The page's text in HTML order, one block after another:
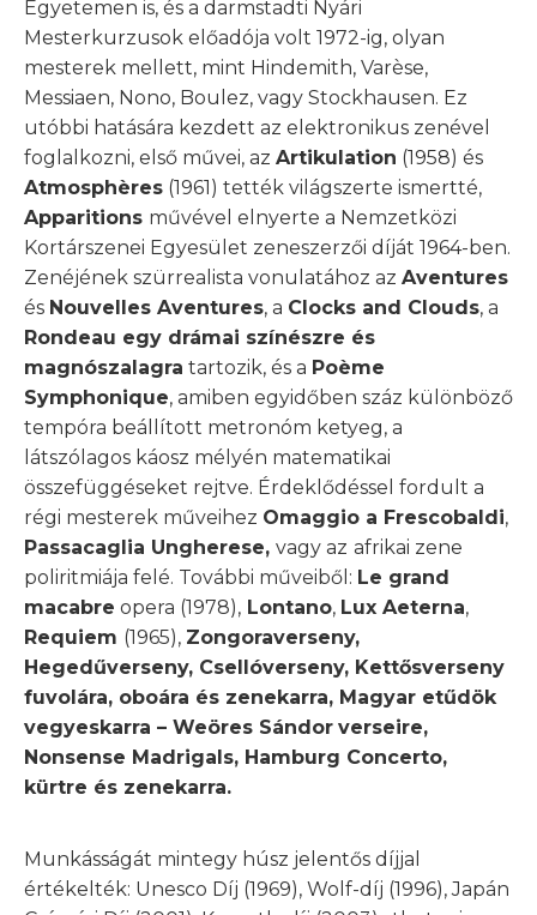
Egyetemen is, és a darmstadti Nyári
Mesterkurzusok előadója volt 1972-ig, olyan
mesterek mellett, mint Hindemith, Varèse,
Messiaen, Nono, Boulez, vagy Stockhausen. Ez
utóbbi hatására kezdett az elektronikus zenével
foglalkozni, első művei, az Artikulation (1958) és
Atmosphères (1961) tették világszerte ismertté,
Apparitions művével elnyerte a Nemzetközi
Kortárszenei Egyesület zeneszerzői díját 1964-ben.
Zenéjének szürrealista vonulatához az Aventures
és Nouvelles Aventures, a Clocks and Clouds, a
Rondeau egy drámai színészre és
magnószalagra tartozik, és a Poème
Symphonique, amiben egyidőben száz különböző
tempóra beállított metronóm ketyeg, a
látszólagos káosz mélyén matematikai
összefüggéseket rejtve. Érdeklődéssel fordult a
régi mesterek műveihez Omaggio a Frescobaldi,
Passacaglia Ungherese, vagy az afrikai zene
poliritmiája felé. További műveiből: Le grand
macabre opera (1978), Lontano, Lux Aeterna,
Requiem (1965), Zongoraverseny,
Hegedűverseny, Csellóverseny, Kettősverseny
fuvolára, oboára és zenekarra, Magyar etűdök
vegyeskarra – Weöres Sándor verseire,
Nonsense Madrigals, Hamburg Concerto,
kürtre és zenekarra.
Munkásságát mintegy húsz jelentős díjjal
értékelték: Unesco Díj (1969), Wolf-díj (1996), Japán